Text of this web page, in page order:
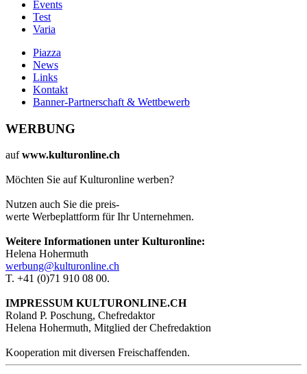
Events
Test
Varia
Piazza
News
Links
Kontakt
Banner-Partnerschaft & Wettbewerb
WERBUNG
aufwww.kulturonline.ch
Möchten Sie auf Kulturonline werben?
Nutzen auch Sie die preis-
werte Werbeplattform für Ihr Unternehmen.
Weitere Informationen unter Kulturonline:
Helena Hohermuth
werbung@kulturonline.ch
T. +41 (0)71 910 08 00.
IMPRESSUM KULTURONLINE.CH
Roland P. Poschung, Chefredaktor
Helena Hohermuth, Mitglied der Chefredaktion
Kooperation mit diversen Freischaffenden.